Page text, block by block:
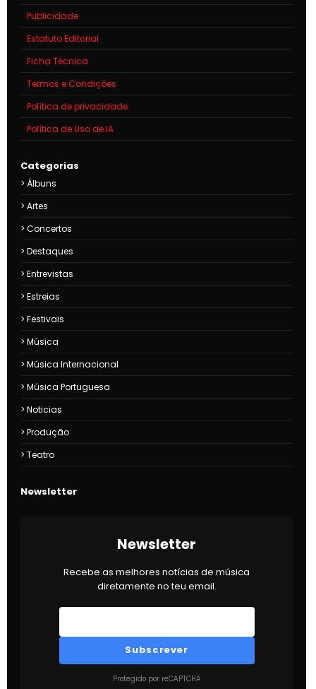
Publicidade
Estatuto Editorial
Ficha Técnica
Termos e Condições
Política de privacidade
Política de Uso de IA
Categorias
Álbuns
Artes
Concertos
Destaques
Entrevistas
Estreias
Festivais
Música
Música Internacional
Música Portuguesa
Noticias
Produção
Teatro
Newsletter
Newsletter
Recebe as melhores notícias de música
diretamente no teu email.
Subscrever
Protegido por reCAPTCHA